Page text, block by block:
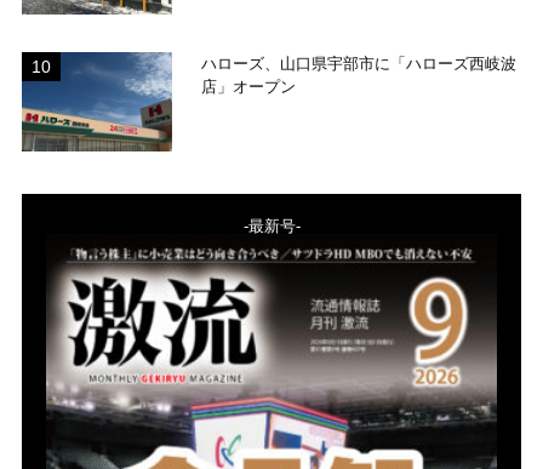
ハローズ、山口県宇部市に「ハローズ西岐波
店」オープン
-最新号-